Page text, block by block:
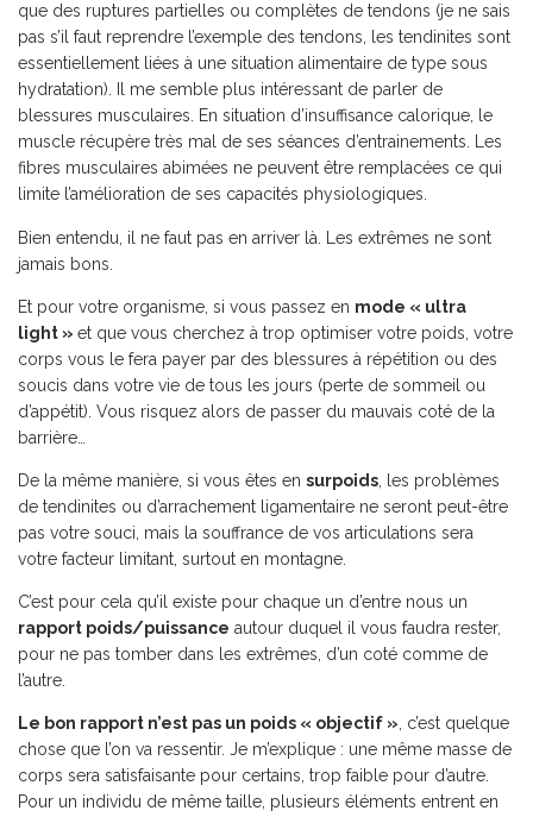
que des ruptures partielles ou complètes de tendons (je ne sais
pas s’il faut reprendre l’exemple des tendons, les tendinites sont
essentiellement liées à une situation alimentaire de type sous
hydratation). Il me semble plus intéressant de parler de
blessures musculaires. En situation d’insuffisance calorique, le
muscle récupère très mal de ses séances d’entrainements. Les
fibres musculaires abimées ne peuvent être remplacées ce qui
limite l’amélioration de ses capacités physiologiques.
Bien entendu, il ne faut pas en arriver là. Les extrêmes ne sont
jamais bons.
Et pour votre organisme, si vous passez en mode « ultra
light » et que vous cherchez à trop optimiser votre poids, votre
corps vous le fera payer par des blessures à répétition ou des
soucis dans votre vie de tous les jours (perte de sommeil ou
d’appétit). Vous risquez alors de passer du mauvais coté de la
barrière…
De la même manière, si vous êtes en surpoids , les problèmes
de tendinites ou d’arrachement ligamentaire ne seront peut-être
pas votre souci, mais la souffrance de vos articulations sera
votre facteur limitant, surtout en montagne.
C’est pour cela qu’il existe pour chaque un d’entre nous un
rapport poids/puissance autour duquel il vous faudra rester,
pour ne pas tomber dans les extrêmes, d’un coté comme de
l’autre.
Le bon rapport n’est pas un poids « objectif » , c’est quelque
chose que l’on va ressentir. Je m’explique : une même masse de
corps sera satisfaisante pour certains, trop faible pour d’autre.
Pour un individu de même taille, plusieurs éléments entrent en